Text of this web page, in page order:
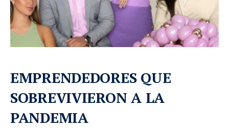
EMPRENDEDORES QUE
SOBREVIVIERON A LA
PANDEMIA